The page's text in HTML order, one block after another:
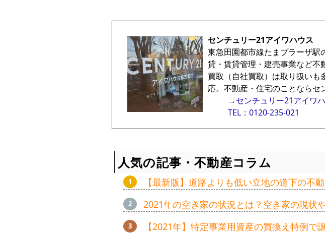
センチュリー21アイワハウス
東急田園都市線たまプラーザ
貸・賃貸管理・建売事業など不
買取（自社買取）は取り扱い
応。不動産・住宅のことならセ
→センチュリー21アイワ
TEL：0120-235-021
人気の記事・不動産コラム
【最新版】道路よりも低い立地の道下の不
2021年の空き家の状況とは？空き家の現状
【2021年】特定事業用資産の買換え特例